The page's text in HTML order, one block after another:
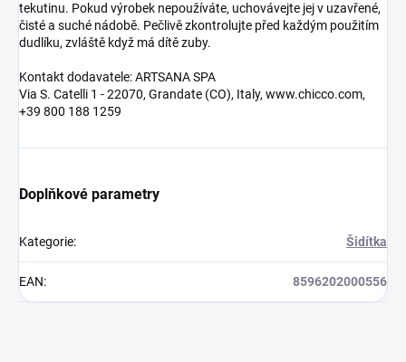
tekutinu. Pokud výrobek nepoužíváte, uchovávejte jej v uzavřené,
čisté a suché nádobě. Pečlivě zkontrolujte před každým použitím
dudlíku, zvláště když má dítě zuby.
Kontakt dodavatele: ARTSANA SPA
Via S. Catelli 1 - 22070, Grandate (CO), Italy, www.chicco.com,
+39 800 188 1259
Doplňkové parametry
Kategorie: Šidítka
EAN: 8596202000556